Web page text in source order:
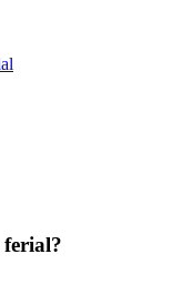
ferial?